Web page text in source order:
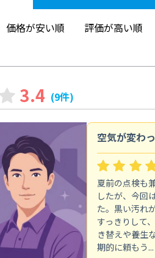
価格が安い順 評価が高い順
3.4 (9件)
空気が変わ
夏前の点検も
したが、今回
た。黒い汚れ
すっきりして
き替えや養生
期的に頼もう...